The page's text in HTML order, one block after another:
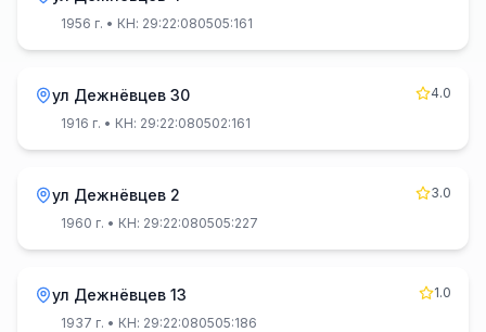
1956 г. • КН: 29:22:080505:161
ул Дежнёвцев 30
4.0
1916 г. • КН: 29:22:080502:161
ул Дежнёвцев 2
3.0
1960 г. • КН: 29:22:080505:227
ул Дежнёвцев 13
1.0
1937 г. • КН: 29:22:080505:186